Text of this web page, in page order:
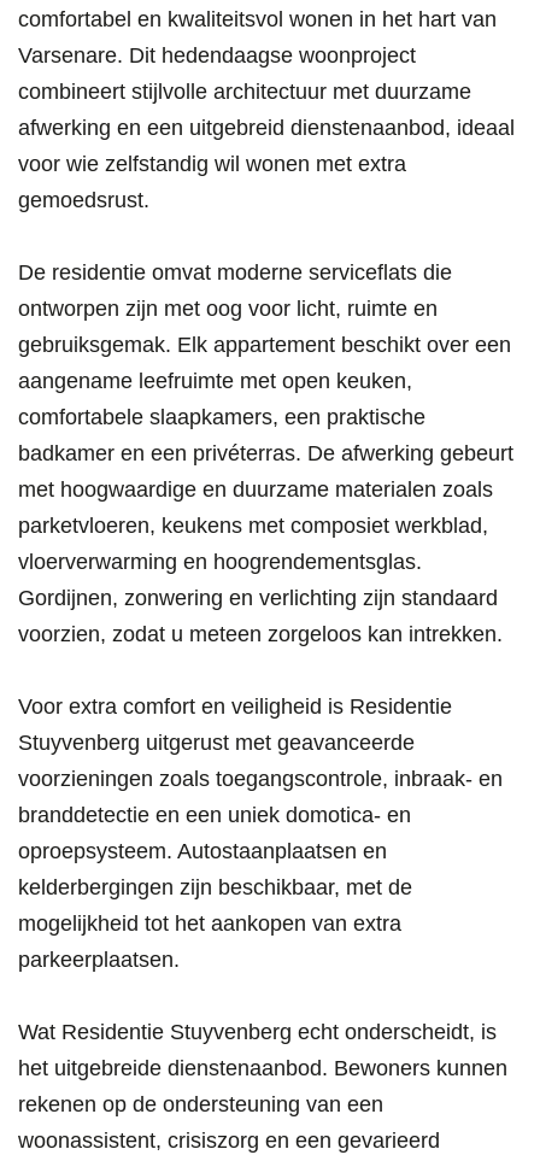
comfortabel en kwaliteitsvol wonen in het hart van
Varsenare. Dit hedendaagse woonproject
combineert stijlvolle architectuur met duurzame
afwerking en een uitgebreid dienstenaanbod, ideaal
voor wie zelfstandig wil wonen met extra
gemoedsrust.
De residentie omvat moderne serviceflats die
ontworpen zijn met oog voor licht, ruimte en
gebruiksgemak. Elk appartement beschikt over een
aangename leefruimte met open keuken,
comfortabele slaapkamers, een praktische
badkamer en een privéterras. De afwerking gebeurt
met hoogwaardige en duurzame materialen zoals
parketvloeren, keukens met composiet werkblad,
vloerverwarming en hoogrendementsglas.
Gordijnen, zonwering en verlichting zijn standaard
voorzien, zodat u meteen zorgeloos kan intrekken.
Voor extra comfort en veiligheid is Residentie
Stuyvenberg uitgerust met geavanceerde
voorzieningen zoals toegangscontrole, inbraak- en
branddetectie en een uniek domotica- en
oproepsysteem. Autostaanplaatsen en
kelderbergingen zijn beschikbaar, met de
mogelijkheid tot het aankopen van extra
parkeerplaatsen.
Wat Residentie Stuyvenberg echt onderscheidt, is
het uitgebreide dienstenaanbod. Bewoners kunnen
rekenen op de ondersteuning van een
woonassistent, crisiszorg en een gevarieerd